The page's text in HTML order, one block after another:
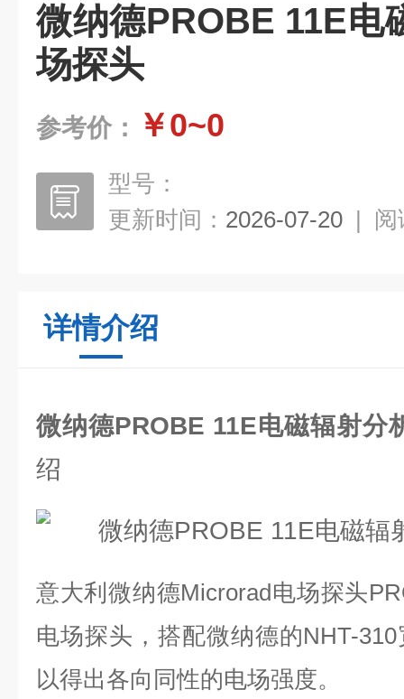
微纳德PROBE 11E电
场探头
参考价： ￥0~0
型号：
更新时间： 2026-07-20 | 阅
详情介绍
微纳德PROBE 11E电磁辐射分
绍
意大利微纳德Microrad电场探头
电场探头，搭配微纳德的NHT-
以得出各向同性的电场强度。